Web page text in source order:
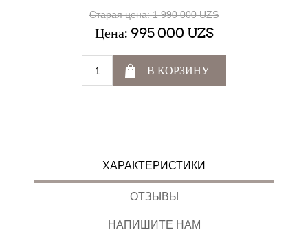
Старая цена: 1 990 000 UZS
Цена: 995 000 UZS
В КОРЗИНУ
ХАРАКТЕРИСТИКИ
ОТЗЫВЫ
НАПИШИТЕ НАМ